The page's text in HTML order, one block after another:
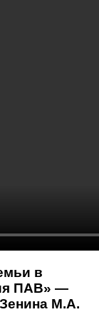
в
ПАВ» —
М.А.